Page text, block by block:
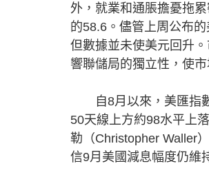
外，就業和通脹擔憂拖
的58.6。儘管上周公布
但數據並未使美元回升
響聯儲局的獨立性，使
自8月以來，美匯指數
50天線上方約98水平上
勒（Christopher Waller
信9月美國減息幅度仍維